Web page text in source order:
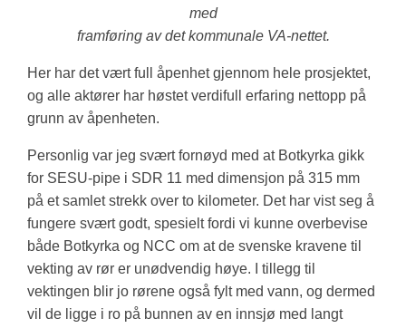
med
framføring av det kommunale VA-nettet.
Her har det vært full åpenhet gjennom hele prosjektet,
og alle aktører har høstet verdifull erfaring nettopp på
grunn av åpenheten.
Personlig var jeg svært fornøyd med at Botkyrka gikk
for SESU-pipe i SDR 11 med dimensjon på 315 mm
på et samlet strekk over to kilometer. Det har vist seg å
fungere svært godt, spesielt fordi vi kunne overbevise
både Botkyrka og NCC om at de svenske kravene til
vekting av rør er unødvendig høye. I tillegg til
vektingen blir jo rørene også fylt med vann, og dermed
vil de ligge i ro på bunnen av en innsjø med langt